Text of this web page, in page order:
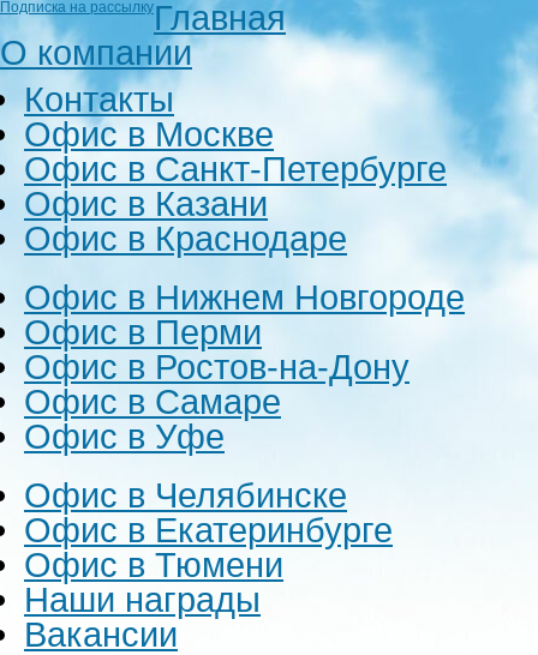
Подписка на рассылкуГлавная
О компании
Контакты
Офис в Москве
Офис в Санкт-Петербурге
Офис в Казани
Офис в Краснодаре
Офис в Нижнем Новгороде
Офис в Перми
Офис в Ростов-на-Дону
Офис в Самаре
Офис в Уфе
Офис в Челябинске
Офис в Екатеринбурге
Офис в Тюмени
Наши награды
Вакансии